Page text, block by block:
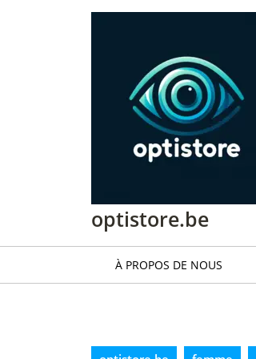
optistore.be
À PROPOS DE NOUS